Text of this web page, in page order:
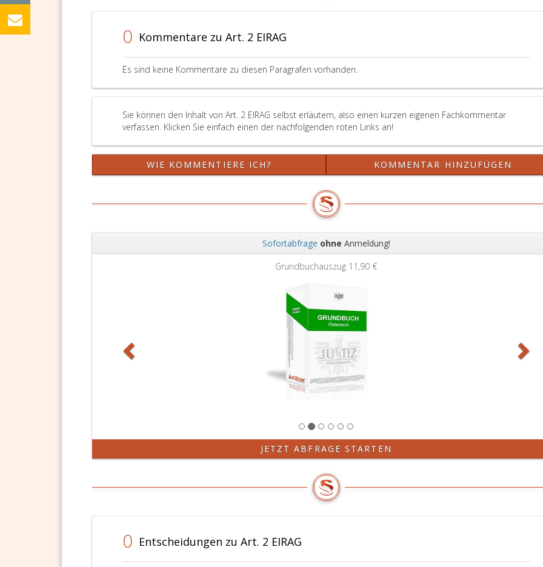
0 Kommentare zu Art. 2 EIRAG
Es sind keine Kommentare zu diesen Paragrafen vorhanden.
Sie können den Inhalt von Art. 2 EIRAG selbst erläutern, also einen kurzen eigenen Fachkommentar
verfassen. Klicken Sie einfach einen der nachfolgenden roten Links an!
WIE KOMMENTIERE ICH? KOMMENTAR HINZUFÜGEN
Sofortabfrage ohne Anmeldung!
Grundbuchauszug 11,90 €
JETZT ABFRAGE STARTEN
0 Entscheidungen zu Art. 2 EIRAG